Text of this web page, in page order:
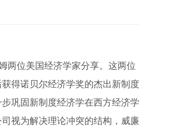
两位美国经济学家分享。这两位
得诺贝尔经济学奖的杰出新制度
巩固新制度经济学在西方经济学
视为解决理论冲突的结构，威廉